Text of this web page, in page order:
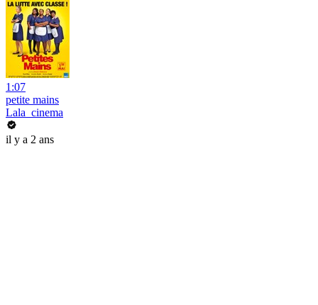
1:07
petite mains
Lala_cinema
il y a 2 ans